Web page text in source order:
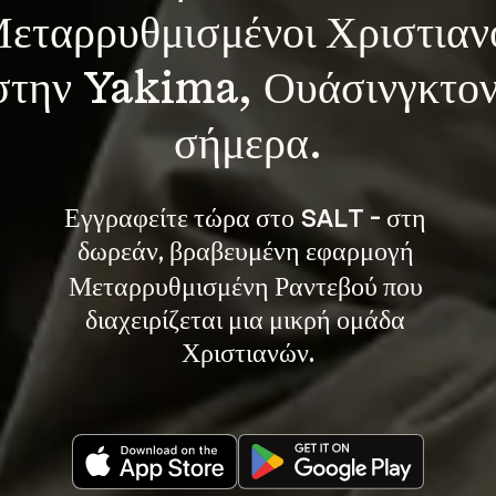
Yakima,
σήμερα.
Εγγραφείτε τώρα στο SALT - στη
δωρεάν, βραβευμένη εφαρμογή
Μεταρρυθμισμένη Ραντεβού που
διαχειρίζεται μια μικρή ομάδα
Χριστιανών.